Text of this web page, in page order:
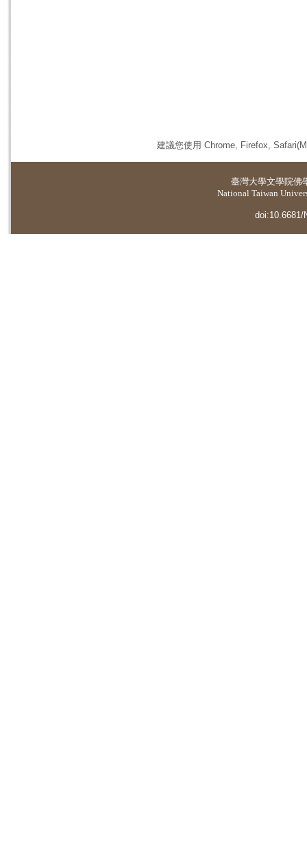
建議您使用 Chrome, Firefox,
臺灣大學文學院佛
National Taiwan
doi:10.6681/